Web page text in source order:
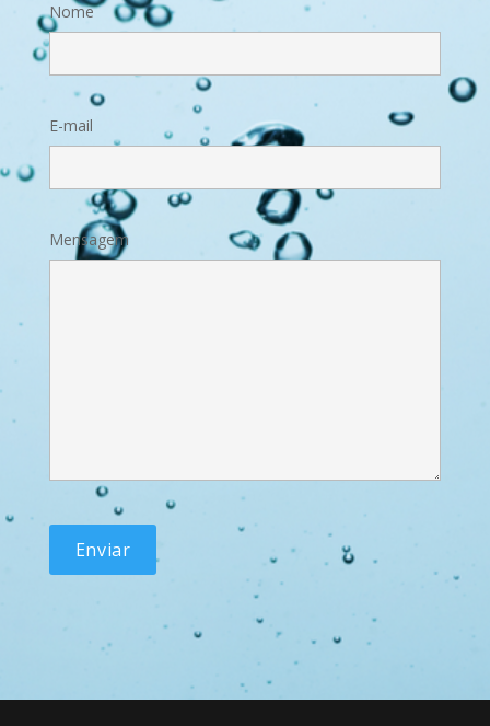
Nome
E-mail
Mensagem